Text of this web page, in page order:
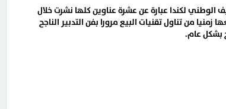
الوطني لكندا عبارة عن عشرة عناوين كلها نشرت خلال
من تناول تقنيات البيع مرورا بفن التدبير الناجح
بشكل عام.